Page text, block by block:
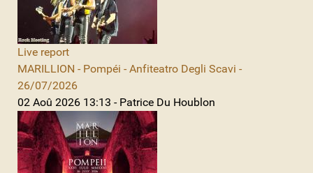
Live report
MARILLION - Pompéi - Anfiteatro Degli Scavi -
26/07/2026
02 Aoû 2026 13:13 - Patrice Du Houblon